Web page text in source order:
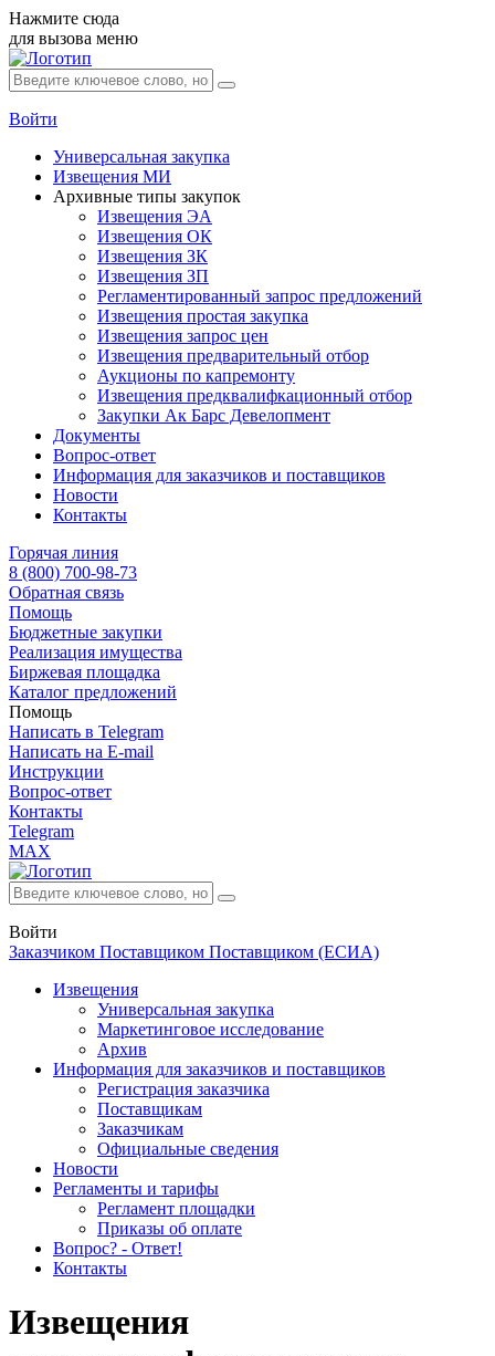
Нажмите сюда
для вызова меню
Войти
Универсальная закупка
Извещения МИ
Архивные типы закупок
Извещения ЭА
Извещения ОК
Извещения ЗК
Извещения ЗП
Регламентированный запрос предложений
Извещения простая закупка
Извещения запрос цен
Извещения предварительный отбор
Аукционы по капремонту
Извещения предквалифкационный отбор
Закупки Ак Барс Девелопмент
Документы
Вопрос-ответ
Информация для заказчиков и поставщиков
Новости
Контакты
Горячая линия
8 (800) 700-98-73
Обратная связь
Помощь
Бюджетные закупки
Реализация имущества
Биржевая площадка
Каталог предложений
Помощь
Написать в Telegram
Написать на E-mail
Инструкции
Вопрос-ответ
Контакты
Telegram
MAX
Войти
Заказчиком Поставщиком Поставщиком (ЕСИА)
Извещения
Универсальная закупка
Маркетинговое исследование
Архив
Информация для заказчиков и поставщиков
Регистрация заказчика
Поставщикам
Заказчикам
Официальные сведения
Новости
Регламенты и тарифы
Регламент площадки
Приказы об оплате
Вопрос? - Ответ!
Контакты
Извещения